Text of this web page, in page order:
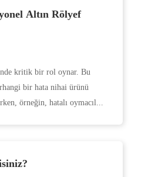
Altın Rölyef
kritik bir rol oynar. Bu
bir hata nihai ürünü
örneğin, hatalı oymacıl...